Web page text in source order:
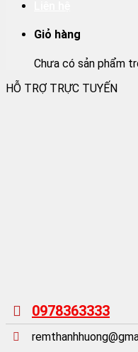
Giỏ hàng
Chưa có sản phẩm
HỖ TRỢ TRỰC TUYẾN
0978363333